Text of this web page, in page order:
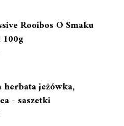
Rooibos O Smaku
herbata jeżówka,
- saszetki